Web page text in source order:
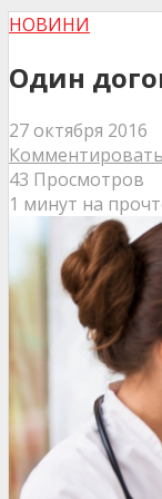
НОВИНИ
Один
27 октября 2016
Комментировать
43 Просмотров
1 минут на